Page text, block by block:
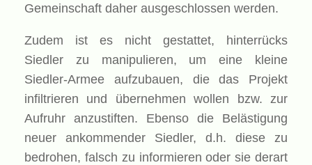
Gemeinschaft daher ausgeschlossen werden.
Zudem ist es nicht gestattet, hinterrücks
Siedler zu manipulieren, um eine kleine
Siedler-Armee aufzubauen, die das Projekt
infiltrieren und übernehmen wollen bzw. zur
Aufruhr anzustiften. Ebenso die Belästigung
neuer ankommender Siedler, d.h. diese zu
bedrohen, falsch zu informieren oder sie derart